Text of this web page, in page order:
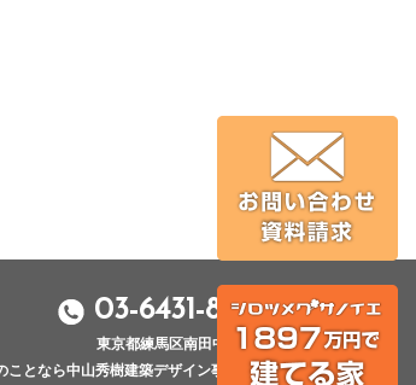
03-6431-8100
東京都練馬区南田中4-12-15
となら中山秀樹建築デザイン事務所へ